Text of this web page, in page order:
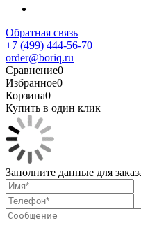
Обратная связь
+7 (499) 444-56-70
order@boriq.ru
Сравнение0
Избранное0
Корзина0
Купить в один клик
Заполните данные для